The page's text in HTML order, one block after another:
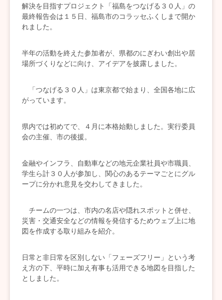
解決を目指すプロジェクト「福島をつなげる３０人」の
最終報告会は１５日、福島市のコラッセふくしまで開か
れました。
半年の活動を終えた参加者が、県都のにぎわい創出や居
場所づくりなどに向け、アイデアを披露しました。
「つなげる３０人」は東京都で始まり、全国各地に広
がっています。
県内では初めてで、４月に本格始動しました。実行委員
会の主催、市の後援。
金融やインフラ、自動車などの地元企業社員や市職員、
学生ら計３０人が参加し、関心のあるテーマごとにグル
ープに分かれ意見を交わしてきました。
チームの一つは、市内の名店や隠れスポットと併せ、
災害・交通安全などの情報を発信するためウェブ上に地
図を作成する取り組みを紹介。
日常と非日常を区別しない「フェーズフリー」という考
え方の下、平時に加え有事も活用できる地図を目指した
としました。